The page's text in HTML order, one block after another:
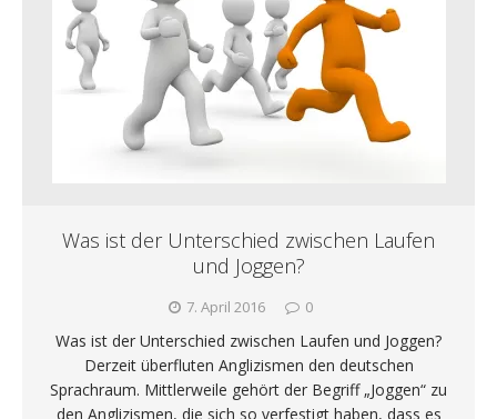
Was ist der Unterschied zwischen Laufen
und Joggen?
7. April 2016 0
Was ist der Unterschied zwischen Laufen und Joggen?
Derzeit überfluten Anglizismen den deutschen
Sprachraum. Mittlerweile gehört der Begriff „Joggen“ zu
den Anglizismen, die sich so verfestigt haben, dass es